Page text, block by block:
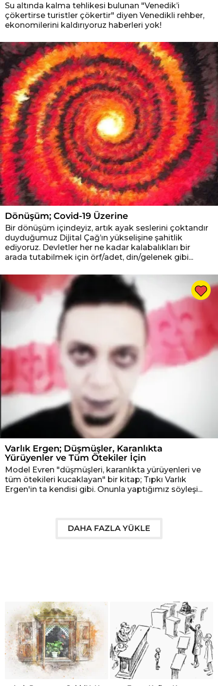
Su altında kalma tehlikesi bulunan "Venedik’i
çökertirse turistler çökertir" diyen Venedikli rehber,
ekonomilerini kaldırıyoruz haberleri yok!
Dönüşüm; Covid-19 Üzerine
Bir dönüşüm içindeyiz, artık ayak seslerini çoktandır
duyduğumuz Dijital Çağ’ın yükselişine şahitlik
ediyoruz. Devletler her ne kadar kalabalıkları bir
arada tutabilmek için örf/adet, din/gelenek gibi...
Varlık Ergen; Düşmüşler, Karanlıkta
Yürüyenler ve Tüm Ötekiler İçin
Model Evren "düşmüşleri, karanlıkta yürüyenleri ve
tüm ötekileri kucaklayan" bir kitap; Tıpkı Varlık
Ergen'in ta kendisi gibi. Onunla yaptığımız söyleşi...
DAHA FAZLA YÜKLE